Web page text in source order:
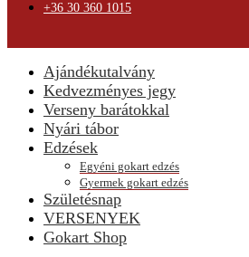
+36 30 360 1015
Ajándékutalvány
Kedvezményes jegy
Verseny barátokkal
Nyári tábor
Edzések
Egyéni gokart edzés
Gyermek gokart edzés
Születésnap
VERSENYEK
Gokart Shop